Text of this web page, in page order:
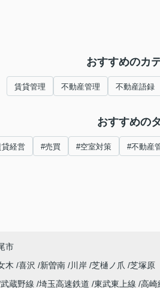
おすすめのカ
賃貸管理 不動産管理 不動産語録
おすすめの
貸経営 #売買 #空室対策 #不動産
市
木 喜沢 新曽南 川岸 芝樋ノ爪
芝塚原
武蔵野線 埼玉高速鉄道 東武東上線 高崎